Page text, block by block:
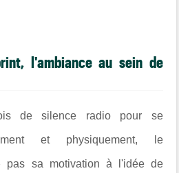
l'ambiance au sein de
de silence radio pour se
et physiquement, le
pas sa motivation à l'idée de